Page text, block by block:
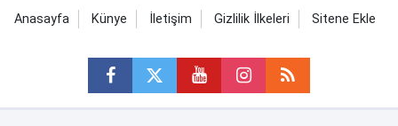
Anasayfa Künye İletişim Gizlilik İlkeleri Sitene Ekle